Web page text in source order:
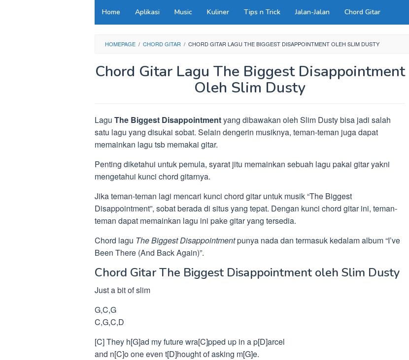
Home Aplikasi Music Kuliner Tips n Trick Jalan-Jalan Chord Gitar
HOMEPAGE / CHORD GITAR / CHORD GITAR LAGU THE BIGGEST DISAPPOINTMENT OLEH SLIM DUSTY
Chord Gitar Lagu The Biggest Disappointment
Oleh Slim Dusty
Lagu The Biggest Disappointmentyang dibawakan oleh Slim Dusty bisa jadi salah
satu lagu yang disukai sobat. Selain dengerin musiknya, teman-teman juga dapat
memainkan lagu tsb memakai gitar.
Penting diketahui untuk pemula, syarat jitu memainkan sebuah lagu pakai gitar yakni
mengetahui kunci chord gitarnya.
Jika teman-teman lagi mencari kunci chord gitar untuk musik “The Biggest
Disappointment”, sobat berada di situs yang tepat. Dengan kunci chord gitar ini, teman-
teman dapat memainkan lagu ini pake gitar yang tersedia.
Chord lagu The Biggest Disappointmentpunya nada dan termasuk kedalam album “I’ve
Been There (And Back Again)”.
Chord Gitar The Biggest Disappointment oleh Slim Dusty
Just a bit of slim
G,C,G
C,G,C,D
[C] They h[G]ad my future wra[C]pped up in a p[D]arcel
and n[C]o one even t[D]hought of asking m[G]e.